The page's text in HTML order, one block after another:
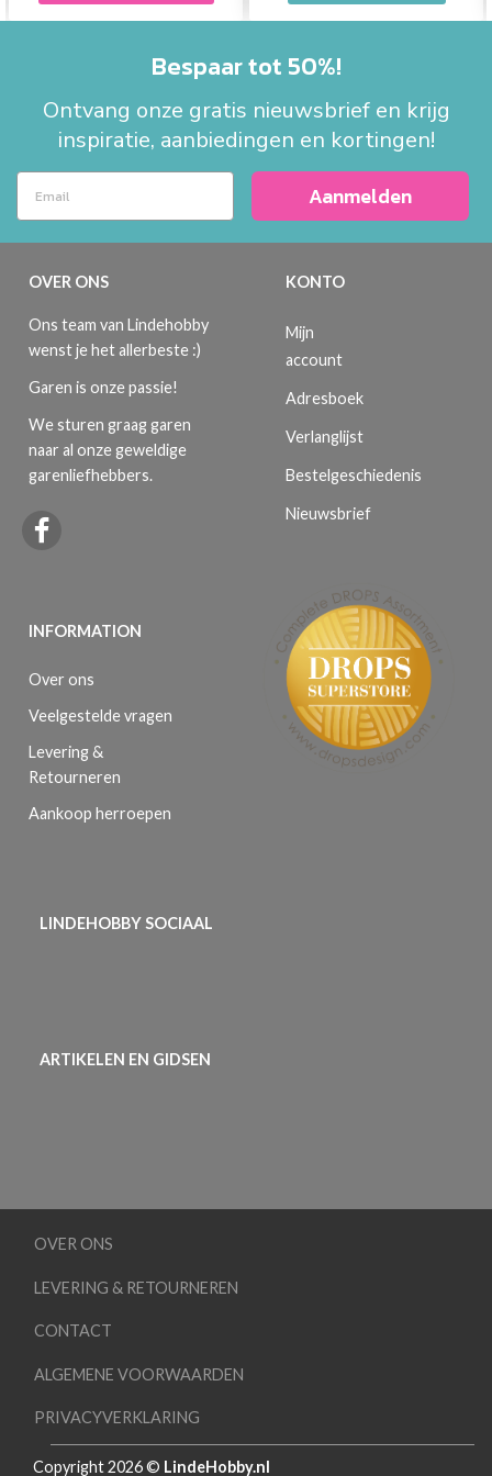
Bespaar tot 50%!
Ontvang onze gratis nieuwsbrief en krijg
inspiratie, aanbiedingen en kortingen!
Aanmelden
OVER ONS
Ons team van Lindehobby
wenst je het allerbeste :)
Garen is onze passie!
We sturen graag garen
naar al onze geweldige
garenliefhebbers.
INFORMATION
Over ons
Veelgestelde vragen
Levering &
Retourneren
Aankoop herroepen
KONTO
Mijn
account
Adresboek
Verlanglijst
Bestelgeschiedenis
Nieuwsbrief
LINDEHOBBY SOCIAAL
ARTIKELEN EN GIDSEN
OVER ONS
LEVERING & RETOURNEREN
CONTACT
ALGEMENE VOORWAARDEN
PRIVACYVERKLARING
Copyright 2026 © LindeHobby.nl